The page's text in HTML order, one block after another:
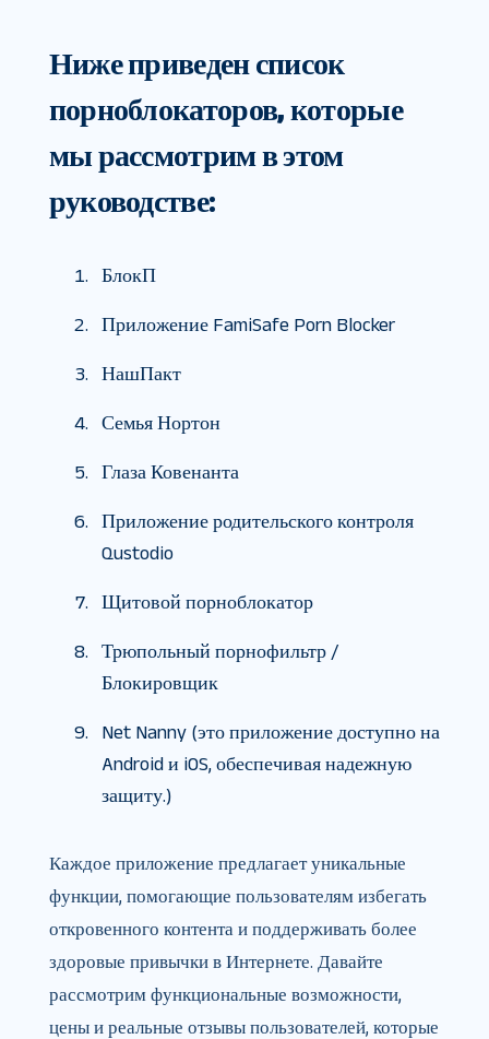
Ниже приведен список
порноблокаторов, которые
мы рассмотрим в этом
руководстве:
БлокП
Приложение FamiSafe Porn Blocker
НашПакт
Семья Нортон
Глаза Ковенанта
Приложение родительского контроля
Qustodio
Щитовой порноблокатор
Трюпольный порнофильтр /
Блокировщик
Net Nanny (это приложение доступно на
Android и iOS, обеспечивая надежную
защиту.)
Каждое приложение предлагает уникальные
функции, помогающие пользователям избегать
откровенного контента и поддерживать более
здоровые привычки в Интернете. Давайте
рассмотрим функциональные возможности,
цены и реальные отзывы пользователей, которые